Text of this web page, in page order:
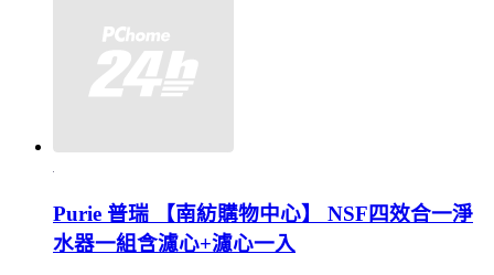
Purie 普瑞 【南紡購物中心】 NSF四效合一淨
水器一組含濾心+濾心一入